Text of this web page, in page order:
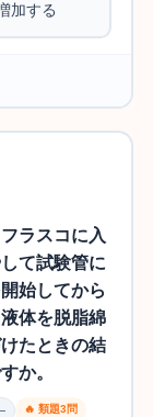
加する
ラスコに入
て試験管に
始してから
体を脱脂綿
たときの結
か。
🔥 類題3問